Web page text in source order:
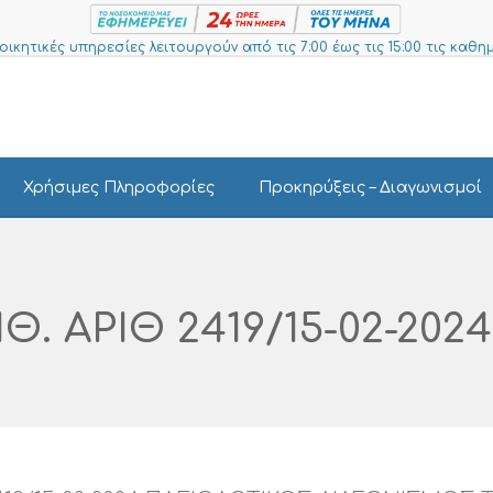
υπηρεσίες λειτουργούν από τις 7:00 έως τις 15:00 τις
Χρήσιμες Πληροφορίες Προκηρύξεις – Διαγωνισμοί